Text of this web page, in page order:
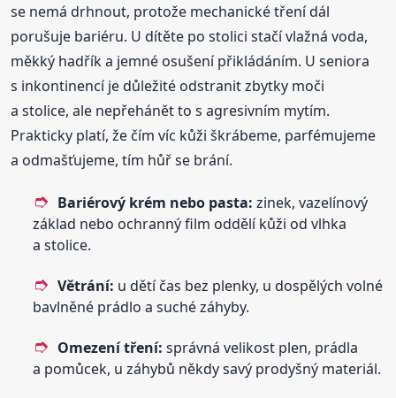
se nemá drhnout, protože mechanické tření dál
porušuje bariéru. U dítěte po stolici stačí vlažná voda,
měkký hadřík a jemné osušení přikládáním. U seniora
s inkontinencí je důležité odstranit zbytky moči
a stolice, ale nepřehánět to s agresivním mytím.
Prakticky platí, že čím víc kůži škrábeme, parfémujeme
a odmašťujeme, tím hůř se brání.
Bariérový krém nebo pasta: zinek, vazelínový
základ nebo ochranný film oddělí kůži od vlhka
a stolice.
Větrání: u dětí čas bez plenky, u dospělých volné
bavlněné prádlo a suché záhyby.
Omezení tření: správná velikost plen, prádla
a pomůcek, u záhybů někdy savý prodyšný materiál.